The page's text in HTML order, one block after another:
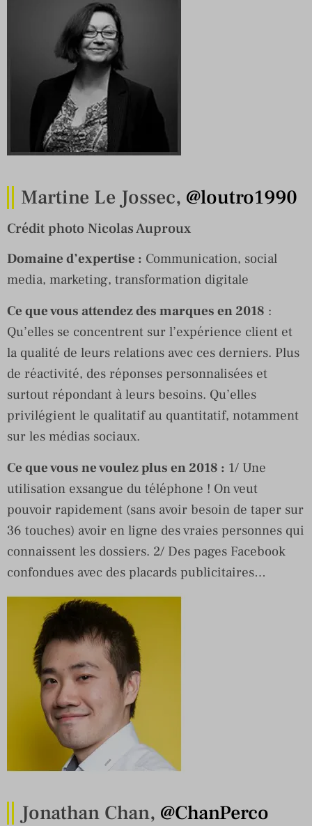
Martine Le Jossec, @loutro1990
Crédit photo Nicolas Auproux
Domaine d’expertise : Communication, social
media, marketing, transformation digitale
Ce que vous attendez des marques en 2018 :
Qu’elles se concentrent sur l’expérience client et
la qualité de leurs relations avec ces derniers. Plus
de réactivité, des réponses personnalisées et
surtout répondant à leurs besoins. Qu’elles
privilégient le qualitatif au quantitatif, notamment
sur les médias sociaux.
Ce que vous ne voulez plus en 2018 : 1/ Une
utilisation exsangue du téléphone ! On veut
pouvoir rapidement (sans avoir besoin de taper sur
36 touches) avoir en ligne des vraies personnes qui
connaissent les dossiers. 2/ Des pages Facebook
confondues avec des placards publicitaires…
Jonathan Chan, @ChanPerco